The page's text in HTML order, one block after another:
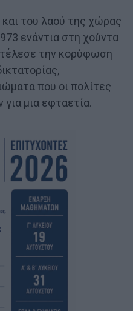
του λαού της χώρας
ενάντια στη χούντα
την κορύφωση
που οι πολίτες
μια εφταετία.